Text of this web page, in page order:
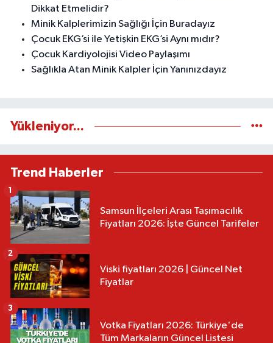
Dikkat Etmelidir?
Minik Kalplerimizin Sağlığı İçin Buradayız
Çocuk EKG’si ile Yetişkin EKG’si Aynı mıdır?
Çocuk Kardiyolojisi Video Paylaşımı
Sağlıkla Atan Minik Kalpler İçin Yanınızdayız
Yükleniyor...
Trend Haberler
Samsun İlçeleri Arası Taşımacılık
Fiyatları 2026: İşte Güncel Tarifeler
1
Viski fiyatları 2026 | Güncel Net
Fiyatlar
2
Votka Fiyatları 2026: Türkiye'de
Tüm Markaların Güncel Listesi
3